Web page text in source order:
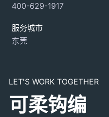
400-629-1917
服务城市
东莞
LET'S WORK TOGETHER
可柔钩编